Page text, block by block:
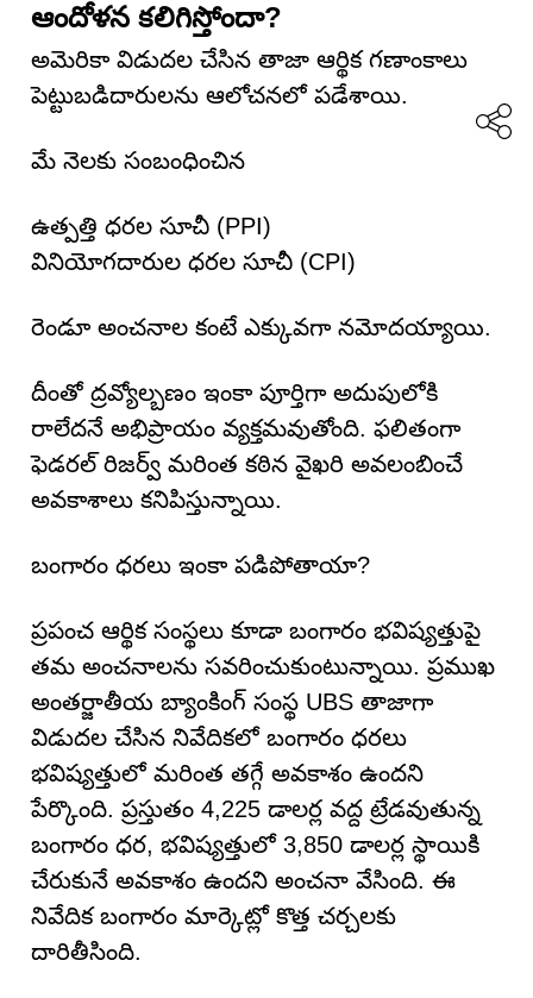
ఆందోళన కలిగిస్తోందా?
అమెరికా విడుదల చేసిన తాజా ఆర్థిక గణాంకాలు
పెట్టుబడిదారులను ఆలోచనలో పడేశాయి.
మే నెలకు సంబంధించిన
ఉత్పత్తి ధరల సూచీ (PPI)
వినియోగదారుల ధరల సూచీ (CPI)
రెండూ అంచనాల కంటే ఎక్కువగా నమోదయ్యాయి.
దీంతో ద్రవ్యోల్బణం ఇంకా పూర్తిగా అదుపులోకి
రాలేదనే అభిప్రాయం వ్యక్తమవుతోంది. ఫలితంగా
ఫెడరల్ రిజర్వ్ మరింత కఠిన వైఖరి అవలంబించే
అవకాశాలు కనిపిస్తున్నాయి.
బంగారం ధరలు ఇంకా పడిపోతాయా?
ప్రపంచ ఆర్థిక సంస్థలు కూడా బంగారం భవిష్యత్తుపై
తమ అంచనాలను సవరించుకుంటున్నాయి. ప్రముఖ
అంతర్జాతీయ బ్యాంకింగ్ సంస్థ UBS తాజాగా
విడుదల చేసిన నివేదికలో బంగారం ధరలు
భవిష్యత్తులో మరింత తగ్గే అవకాశం ఉందని
పేర్కొంది. ప్రస్తుతం 4,225 డాలర్ల వద్ద ట్రేడవుతున్న
బంగారం ధర, భవిష్యత్తులో 3,850 డాలర్ల స్థాయికి
చేరుకునే అవకాశం ఉందని అంచనా వేసింది. ఈ
నివేదిక బంగారం మార్కెట్లో కొత్త చర్చలకు
దారితీసింది.